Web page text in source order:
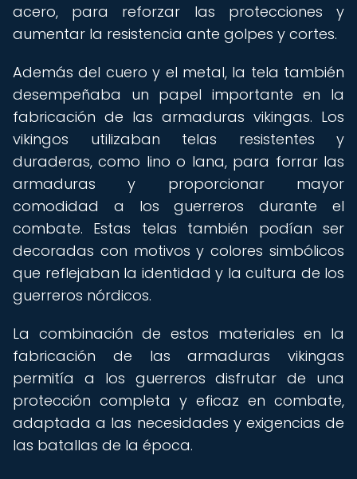
acero, para reforzar las protecciones y
aumentar la resistencia ante golpes y cortes.
Además del cuero y el metal, la tela también
desempeñaba un papel importante en la
fabricación de las armaduras vikingas. Los
vikingos utilizaban telas resistentes y
duraderas, como lino o lana, para forrar las
armaduras y proporcionar mayor
comodidad a los guerreros durante el
combate. Estas telas también podían ser
decoradas con motivos y colores simbólicos
que reflejaban la identidad y la cultura de los
guerreros nórdicos.
La combinación de estos materiales en la
fabricación de las armaduras vikingas
permitía a los guerreros disfrutar de una
protección completa y eficaz en combate,
adaptada a las necesidades y exigencias de
las batallas de la época.